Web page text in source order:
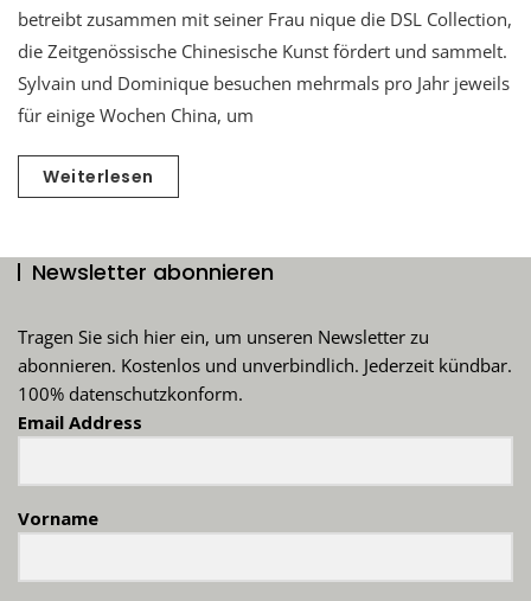
betreibt zusammen mit seiner Frau nique die DSL Collection,
die Zeitgenössische Chinesische Kunst fördert und sammelt.
Sylvain und Dominique besuchen mehrmals pro Jahr jeweils
für einige Wochen China, um
Weiterlesen
Newsletter abonnieren
Tragen Sie sich hier ein, um unseren Newsletter zu
abonnieren. Kostenlos und unverbindlich. Jederzeit kündbar.
100% datenschutzkonform.
Email Address
Vorname